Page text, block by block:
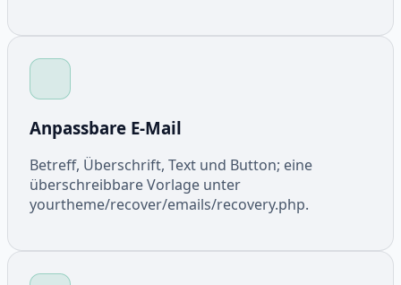
Anpassbare E-Mail
Betreff, Überschrift, Text und Button; eine
überschreibbare Vorlage unter
yourtheme/recover/emails/recovery.php.